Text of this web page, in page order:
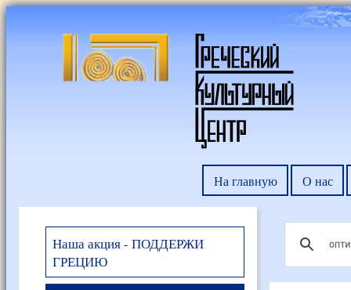
На главную О нас
Наша акция - ПОДДЕРЖИ
ГРЕЦИЮ